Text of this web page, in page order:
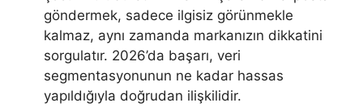
göndermek, sadece ilgisiz görünmekle
kalmaz, aynı zamanda markanızın dikkatini
sorgulatır. 2026’da başarı, veri
segmentasyonunun ne kadar hassas
yapıldığıyla doğrudan ilişkilidir.